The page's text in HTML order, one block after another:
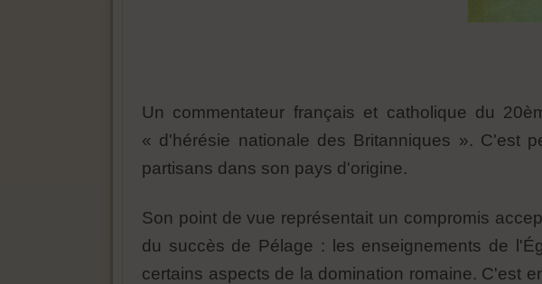
Un commentateur français et catholique du
« d'hérésie nationale des Britanniques ». C'est
partisans dans son pays d'origine.
Son point de vue représentait un compromis
du succès de Pélage : les enseignements de
certains aspects de la domination romaine. C'est